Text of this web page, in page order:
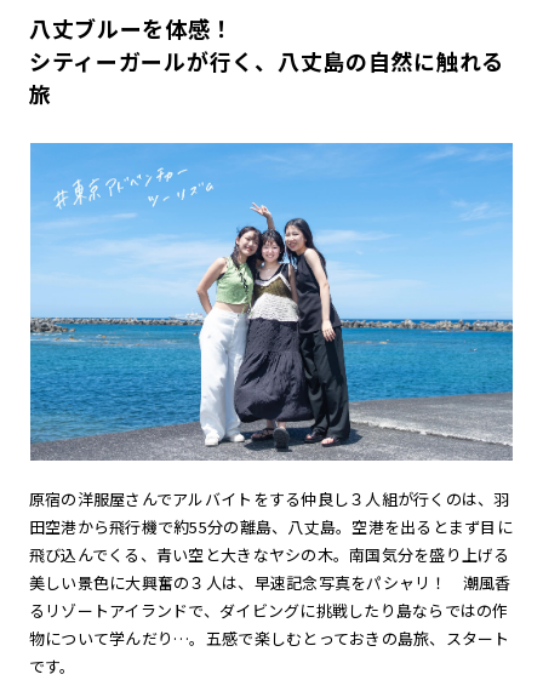
八丈ブルーを体感！
シティーガールが行く、八丈島の自然に触れる
旅
原宿の洋服屋さんでアルバイトをする仲良し３人組が行くのは、羽
田空港から飛行機で約55分の離島、八丈島。空港を出るとまず目に
飛び込んでくる、青い空と大きなヤシの木。南国気分を盛り上げる
美しい景色に大興奮の３人は、早速記念写真をパシャリ！ 潮風香
るリゾートアイランドで、ダイビングに挑戦したり島ならではの作
物について学んだり…。五感で楽しむとっておきの島旅、スタート
です。